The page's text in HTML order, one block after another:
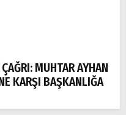
MUHTAR AYHAN
KARŞI BAŞKANLIĞA